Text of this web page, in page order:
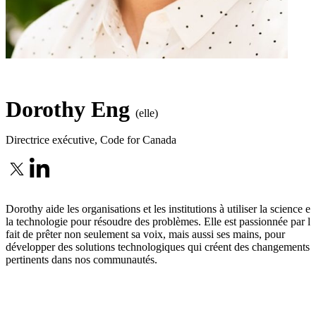
Dorothy Eng (elle)
Directrice exécutive, Code for Canada
Dorothy aide les organisations et les institutions à utiliser la science et
la technologie pour résoudre des problèmes. Elle est passionnée par le
fait de prêter non seulement sa voix, mais aussi ses mains, pour
développer des solutions technologiques qui créent des changements
pertinents dans nos communautés.